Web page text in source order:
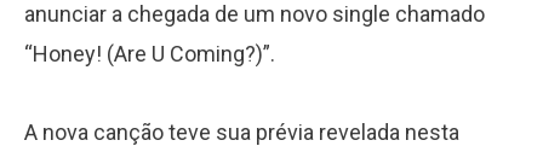
anunciar a chegada de um novo single chamado
“Honey! (Are U Coming?)”.
A nova canção teve sua prévia revelada nesta